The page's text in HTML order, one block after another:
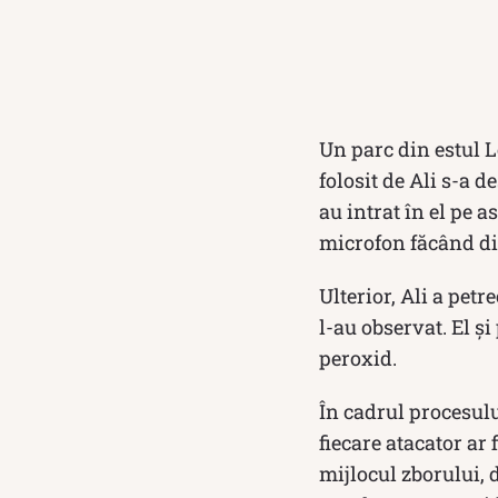
Un parc din estul
folosit de Ali s-a
au intrat în el pe
microfon făcând
Ulterior, Ali a
l-au observat. El
peroxid.
În cadrul
fiecare atacator
mijlocul zborului,